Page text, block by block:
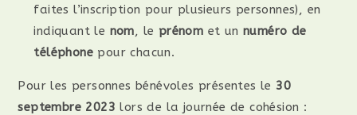
faites l’inscription pour plusieurs personnes), en
indiquant le nom, le prénom et unnuméro de
téléphone pour chacun.
Pour les personnes bénévoles présentes le 30
septembre 2023 lors de la journée de cohésion :